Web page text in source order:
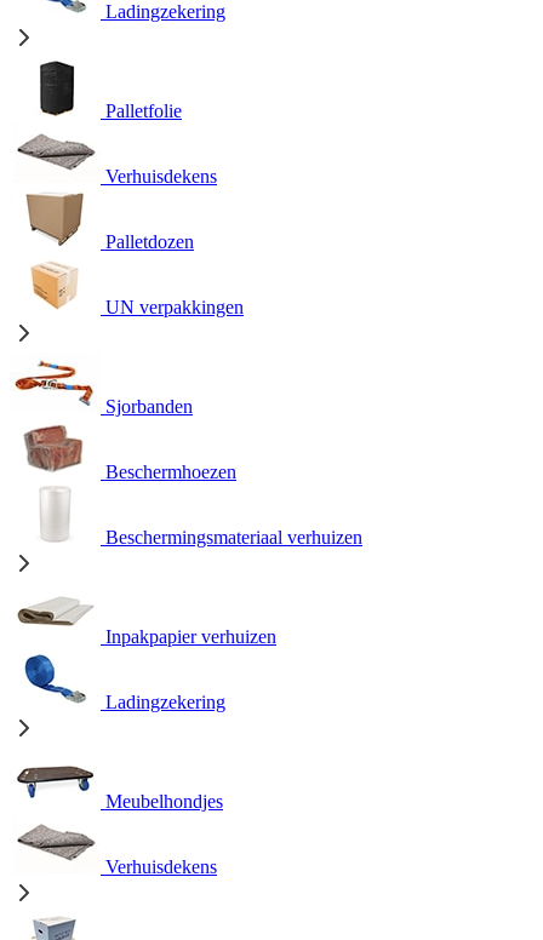
Ladingzekering
Palletfolie
Verhuisdekens
Palletdozen
UN verpakkingen
Sjorbanden
Beschermhoezen
Beschermingsmateriaal verhuizen
Inpakpapier verhuizen
Ladingzekering
Meubelhondjes
Verhuisdekens